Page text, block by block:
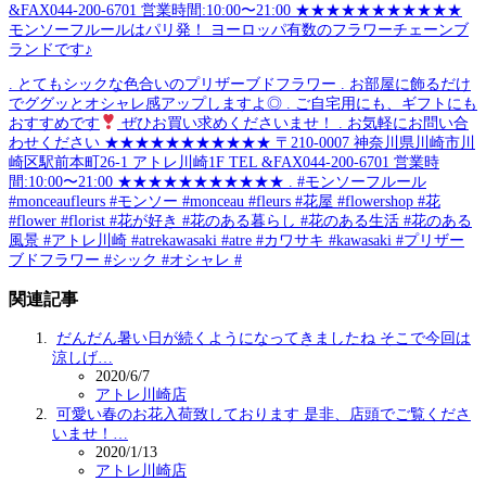
&FAX044-200-6701 営業時間:10:00〜21:00 ★★★★★★★★★★★
モンソーフルールはパリ発！ ヨーロッパ有数のフラワーチェーンブ
ランドです♪
. とてもシックな色合いのプリザーブドフラワー . お部屋に飾るだけ
でググッとオシャレ感アップしますよ◎ . ご自宅用にも、ギフトにも
おすすめです
ぜひお買い求めくださいませ！ . お気軽にお問い合
わせください ★★★★★★★★★★★ 〒210-0007 神奈川県川崎市川
崎区駅前本町26-1 アトレ川崎1F TEL &FAX044-200-6701 営業時
間:10:00〜21:00 ★★★★★★★★★★★ . #モンソーフルール
#monceaufleurs #モンソー #monceau #fleurs #花屋 #flowershop #花
#flower #florist #花が好き #花のある暮らし #花のある生活 #花のある
風景 #アトレ川崎 #atrekawasaki #atre #カワサキ #kawasaki #プリザー
ブドフラワー #シック #オシャレ #
関連記事
だんだん暑い日が続くようになってきましたね️ そこで今回は
涼しげ…
2020/6/7
アトレ川崎店
可愛い春のお花入荷致しております 是非、店頭でご覧くださ
いませ！…
2020/1/13
アトレ川崎店